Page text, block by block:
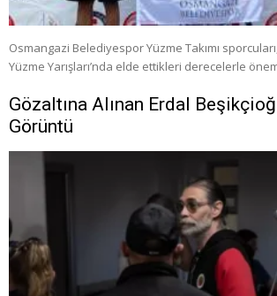
Osmangazi Belediyespor Yüzme Takımı
Yüzme Yarışları’nda elde ettikleri derecelerle
Gözaltına Alınan Erdal
Görüntü